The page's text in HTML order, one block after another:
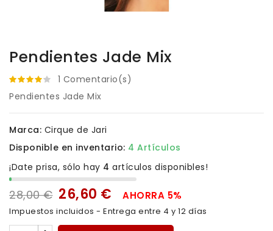
Pendientes Jade Mix
1 Comentario(s)
Pendientes Jade Mix
Marca: Cirque de Jari
Disponible en inventario: 4 Artículos
¡Date prisa, sólo hay 4 artículos disponibles!
28,00 € 26,60 € AHORRA 5%
Impuestos incluidos - Entrega entre 4 y 12 días